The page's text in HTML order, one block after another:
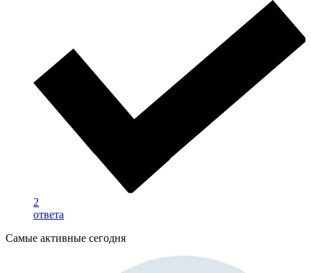
2
ответа
Самые активные сегодня